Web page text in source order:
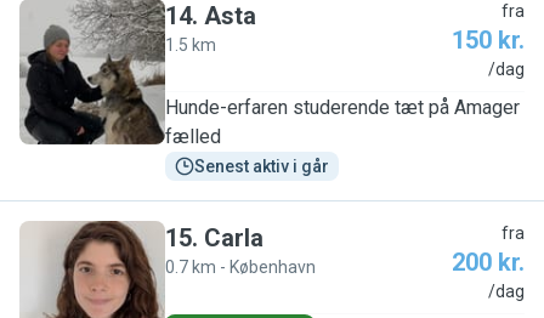
A
14. Asta
1.5 km
fra
150 kr.
/dag
Hunde-erfaren studerende tæt på Amager
fælled
Senest aktiv i går
C
15. Carla
0.7 km - København
fra
200 kr.
/dag